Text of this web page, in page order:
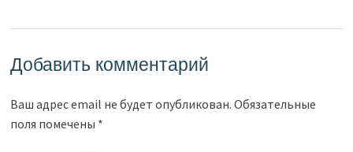
Добавить комментарий
Ваш адрес email не будет опубликован. Обязательные
поля помечены *